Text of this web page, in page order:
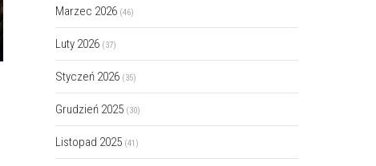
Marzec 2026 (46)
Luty 2026 (37)
Styczeń 2026 (35)
Grudzień 2025 (30)
Listopad 2025 (41)